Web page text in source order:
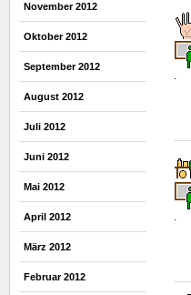
November 2012
Oktober 2012
September 2012
August 2012
Juli 2012
Juni 2012
Mai 2012
April 2012
März 2012
Februar 2012